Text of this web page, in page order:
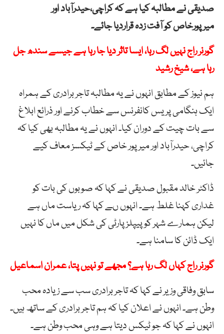
صدیقی نے مطالبہ کیا ہے کہ کراچی،حیدرآباد اور
میرپورخاص کو آفت زدہ قراردیا جائے۔
گورنر راج نہیں لگ رہا، ایسا تاثر دیا جا رہا ہے جیسے سندھ جل
رہا ہے، شیخ رشید
ہم نیوز کے مطابق انہوں نے یہ مطالبہ تاجر برادری کے ہمراہ
ایک ہنگامی پریس کانفرنس سے خطاب کرنے اور ذرائع ابلاغ
سے بات چیت کے دوران کیا۔ انہوں نے یہ مطالبہ بھی کیا کہ
کراچی، حیدرآباد اور میرپور خاص کے ٹیکسز معاف کیے
جائیں۔
ڈاکٹر خالد مقبول صدیقی نے کہا کہ صوبوں کی بات کو
غداری کہنا غلط ہے۔ انہوں ںے کہا کہ ریاست ماں ہے
لیکن ہمارے شہر کو پیپلزپارٹی کی شکل میں ماں کا نہیں
ایک ڈائن کا سامنا ہے۔
گورنر راج کہاں لگ رہا ہے؟ مجھے تو نہیں پتا، عمران اسماعیل
سابق وفاقی وزیر نے کہا کہ تاجر برادری سب سے زیادہ محب
وطن ہے۔ انہوں نے اعلان کیا کہ ہم تاجر برادری کے ساتھ ہیں۔
انہوں نے کہا کہ جو ٹیکس دیتا ہے وہی محب وطن ہے۔